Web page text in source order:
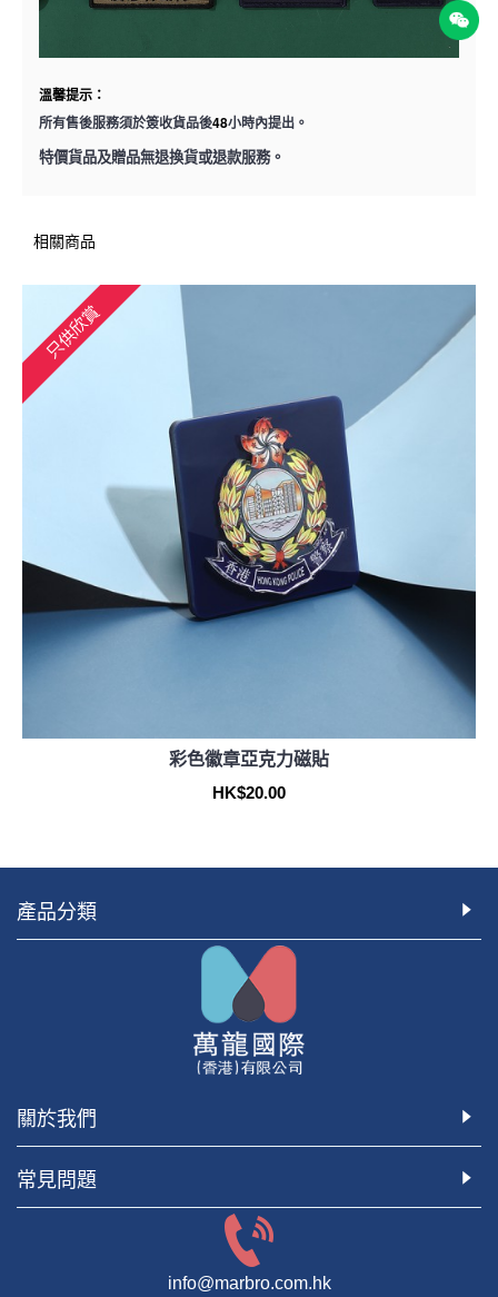
溫馨提示：
所有售後服務須於簽收貨品後48小時內提出。
特價貨品及贈品無退換貨或退款服務。
相關商品
只供欣賞
彩色徽章亞克力磁貼
HK$20.00
產品分類
關於我們
常見問題
info@marbro.com.hk